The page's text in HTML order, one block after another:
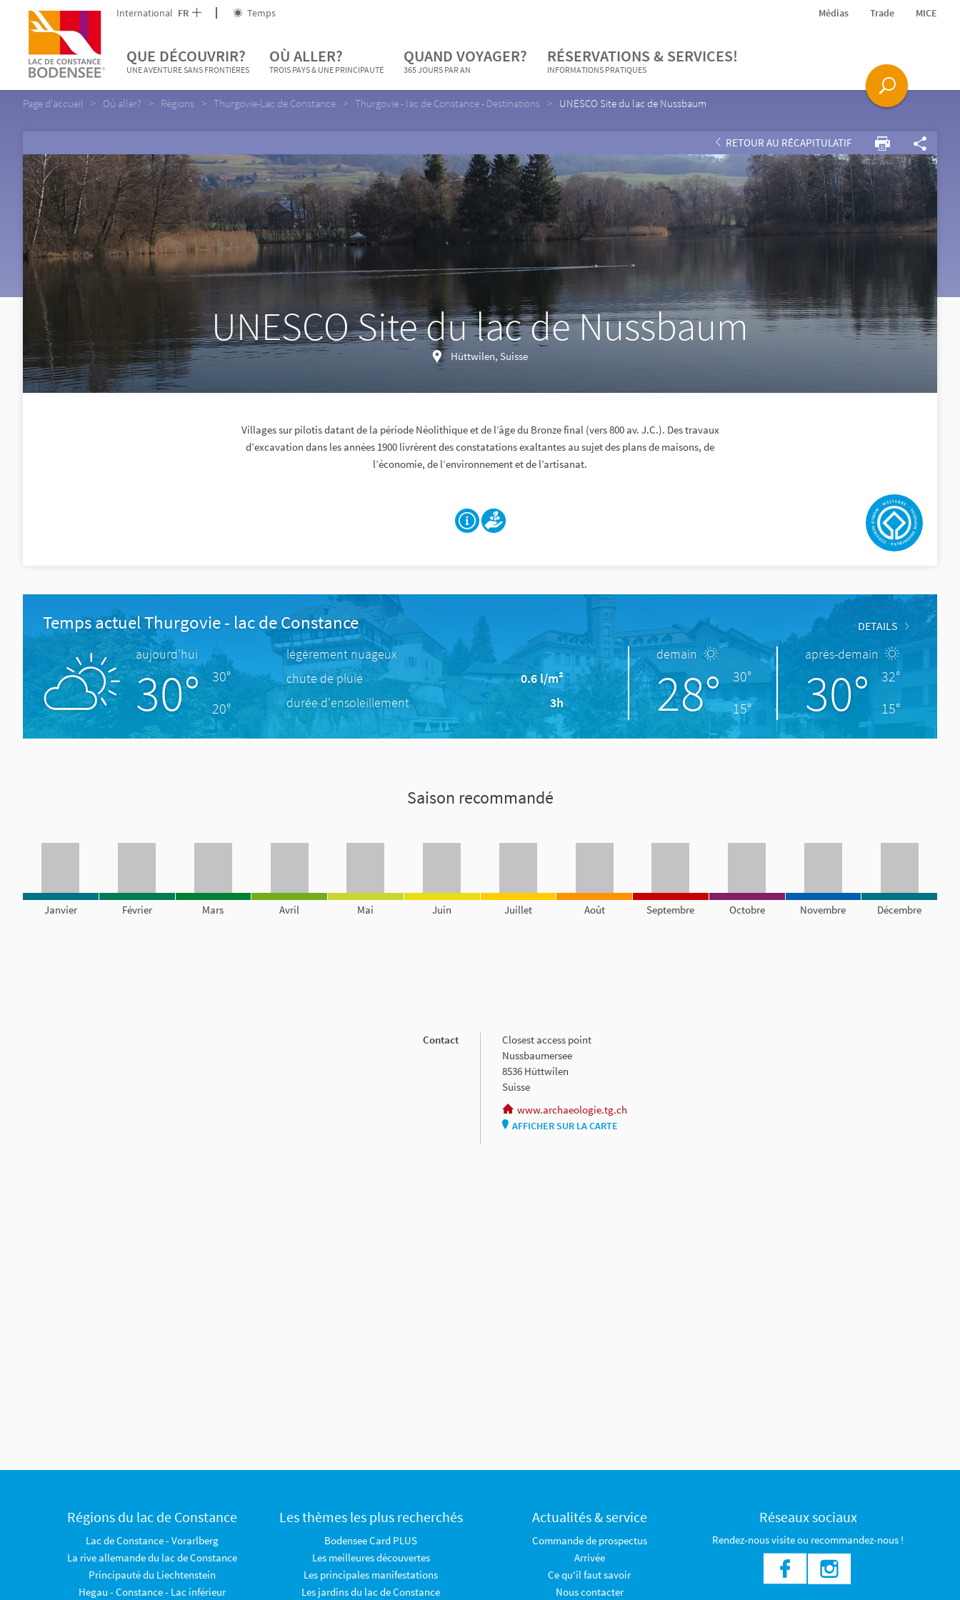
International FR Temps Médias Trade MICE
QUE DÉCOUVRIR?
UNE AVENTURE SANS FRONTIÈRES
OÙ ALLER?
TROIS PAYS & UNE PRINCIPAUTÉ
QUAND VOYAGER?
365 JOURS PAR AN
RÉSERVATIONS & SERVICES!
INFORMATIONS PRATIQUES
Page d'accueil Où aller? Régions Thurgovie-Lac de Constance Thurgovie - lac de Constance - Destinations UNESCO Site du lac de Nussbaum
RETOUR AU RÉCAPITULATIF
UNESCO Site du lac de Nussbaum
Hüttwilen, Suisse
Villages sur pilotis datant de la période Néolithique et de l’âge du Bronze final (vers 800 av. J.C.). Des travaux
d’excavation dans les années 1900 livrèrent des constatations exaltantes au sujet des plans de maisons, de
l’économie, de l’environnement et de l’artisanat.
Temps actuel Thurgovie - lac de Constance DETAILS
aujourd'hui
30°
30°
20°
légèrement nuageux
chute de pluie
0.6 l/m²
durée d'ensoleillement
3h
demain
28°
30°
15°
après-demain
30°
32°
15°
Saison recommandé
Janvier Février Mars Avril Mai Juin Juillet Août Septembre Octobre Novembre Décembre
Contact
Closest access point
Nussbaumersee
8536 Hüttwilen
Suisse
www.archaeologie.tg.ch
AFFICHER SUR LA CARTE
Régions du lac de Constance
Lac de Constance - Vorarlberg
La rive allemande du lac de Constance
Principauté du Liechtenstein
Hegau - Constance - Lac inférieur
Les thèmes les plus recherchés
Bodensee Card PLUS
Les meilleures découvertes
Les principales manifestations
Les jardins du lac de Constance
Actualités & service
Commande de prospectus
Arrivée
Ce qu'il faut savoir
Nous contacter
Réseaux sociaux
Rendez-nous visite ou recommandez-nous !